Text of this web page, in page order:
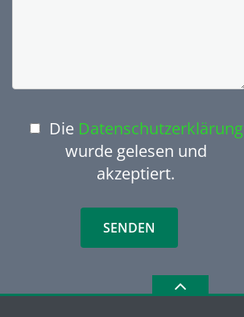
Die Datenschutzerklärung
wurde gelesen und
akzeptiert.